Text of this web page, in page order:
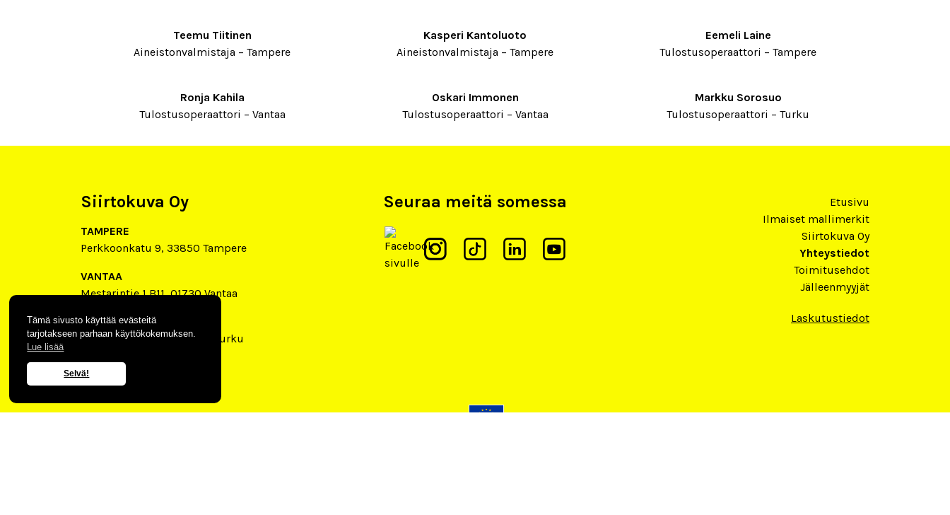
Tämä sivusto käyttää evästeitä
tarjotakseen parhaan käyttökokemuksen.
Lue lisää
Selvä!
Teemu Tiitinen
Aineistonvalmistaja – Tampere
Kasperi Kantoluoto
Aineistonvalmistaja – Tampere
Eemeli Laine
Tulostusoperaattori – Tampere
Ronja Kahila
Tulostusoperaattori – Vantaa
Oskari Immonen
Tulostusoperaattori – Vantaa
Markku Sorosuo
Tulostusoperaattori – Turku
Siirtokuva Oy
TAMPERE
Perkkoonkatu 9, 33850 Tampere
VANTAA
Mestarintie 1 B11, 01730 Vantaa
Turku
Gotlanninkatu 2 X, 20240 Turku
3193468-2
Seuraa meitä somessa
Etusivu
Ilmaiset mallimerkit
Siirtokuva Oy
Yhteystiedot
Toimitusehdot
Jälleenmyyjät
Laskutustiedot